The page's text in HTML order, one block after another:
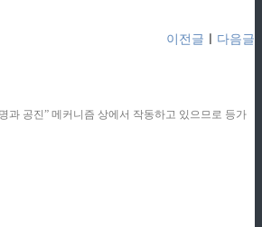
이전글 다음글
과 공진” 메커니즘 상에서 작동하고 있으므로 등가